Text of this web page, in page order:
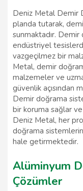
Deniz Metal Demir
planda tutarak,
sunmaktadır.
endüstriyel
vazgeçilmez bir
Metal, demir
malzemeler ve
güvenlik açısından
Demir doğrama
bir koruma sağlar
Deniz Metal, her
doğrama
hale getirmektedir.
Alüminyum
Çözümler